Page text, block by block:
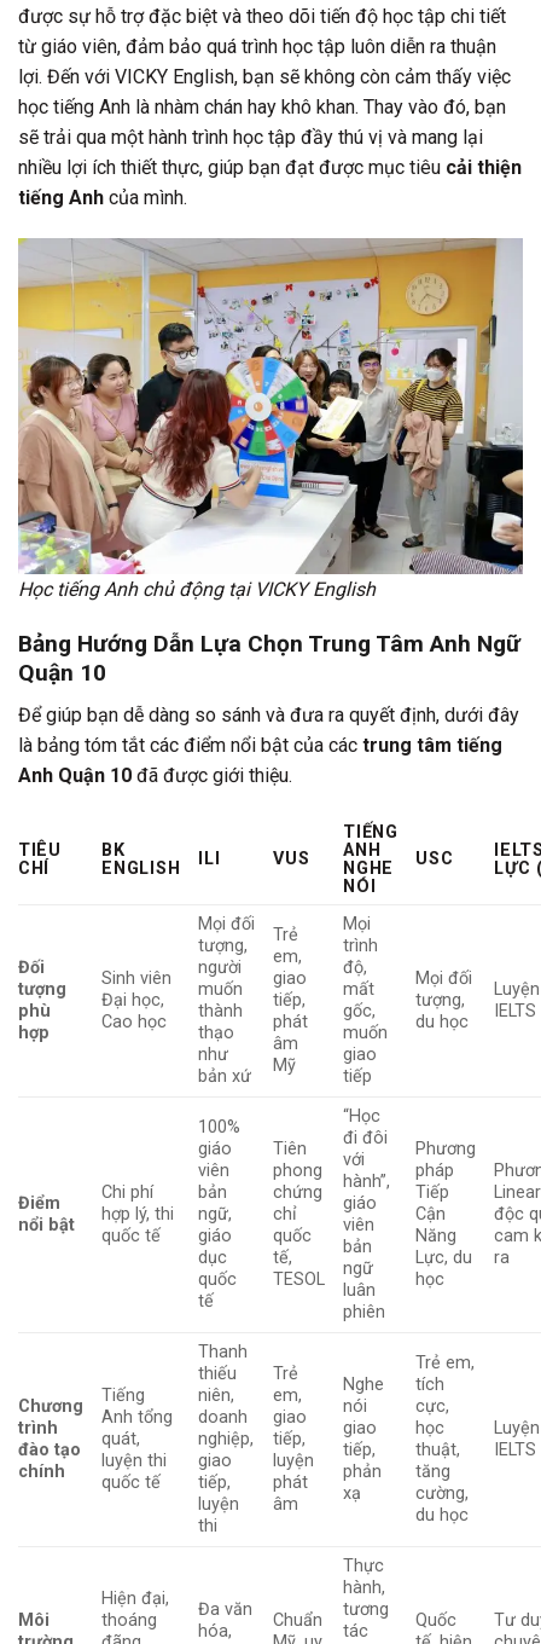
được sự hỗ trợ đặc biệt và theo dõi tiến độ học tập chi tiết
từ giáo viên, đảm bảo quá trình học tập luôn diễn ra thuận
lợi. Đến với VICKY English, bạn sẽ không còn cảm thấy việc
học tiếng Anh là nhàm chán hay khô khan. Thay vào đó, bạn
sẽ trải qua một hành trình học tập đầy thú vị và mang lại
nhiều lợi ích thiết thực, giúp bạn đạt được mục tiêu cải thiện
tiếng Anh của mình.
Học tiếng Anh chủ động tại VICKY English
Bảng Hướng Dẫn Lựa Chọn Trung Tâm Anh Ngữ
Quận 10
Để giúp bạn dễ dàng so sánh và đưa ra quyết định, dưới đây
là bảng tóm tắt các điểm nổi bật của các trung tâm tiếng
Anh Quận 10 đã được giới thiệu.
TIÊU
CHÍ
BK
ENGLISH
ILI VUS
TIẾNG
ANH
NGHE
NÓI
USC
LỰC
Đối
tượng
phù
hợp
Sinh viên
Đại học,
Cao học
Mọi đối
tượng,
người
muốn
thành
thạo
như
bản xứ
Trẻ
em,
giao
tiếp,
phát
âm
Mỹ
Mọi
trình
độ,
mất
gốc,
muốn
giao
tiếp
Mọi đối
tượng,
du học
IELTS
Điểm
nổi bật
Chi phí
hợp lý, thi
quốc tế
100%
giáo
viên
bản
ngữ,
giáo
dục
quốc
tế
Tiên
phong
chứng
chỉ
quốc
tế,
TESOL
“Học
đi đôi
với
hành”,
giáo
viên
bản
ngữ
luân
phiên
Phương
pháp
Tiếp
Cận
Năng
Lực, du
học
độc
cam
ra
Chương
trình
đào tạo
chính
Tiếng
Anh tổng
quát,
luyện thi
quốc tế
Thanh
thiếu
niên,
doanh
nghiệp,
giao
tiếp,
luyện
thi
Trẻ
em,
giao
tiếp,
luyện
phát
âm
Nghe
nói
giao
tiếp,
phản
xạ
Trẻ em,
tích
cực,
học
thuật,
tăng
cường,
du học
IELTS
Môi
Hiện đại,
thoáng
Đa văn
hóa,
Chuẩn
Thực
hành,
tương
tác
Quốc
Tư